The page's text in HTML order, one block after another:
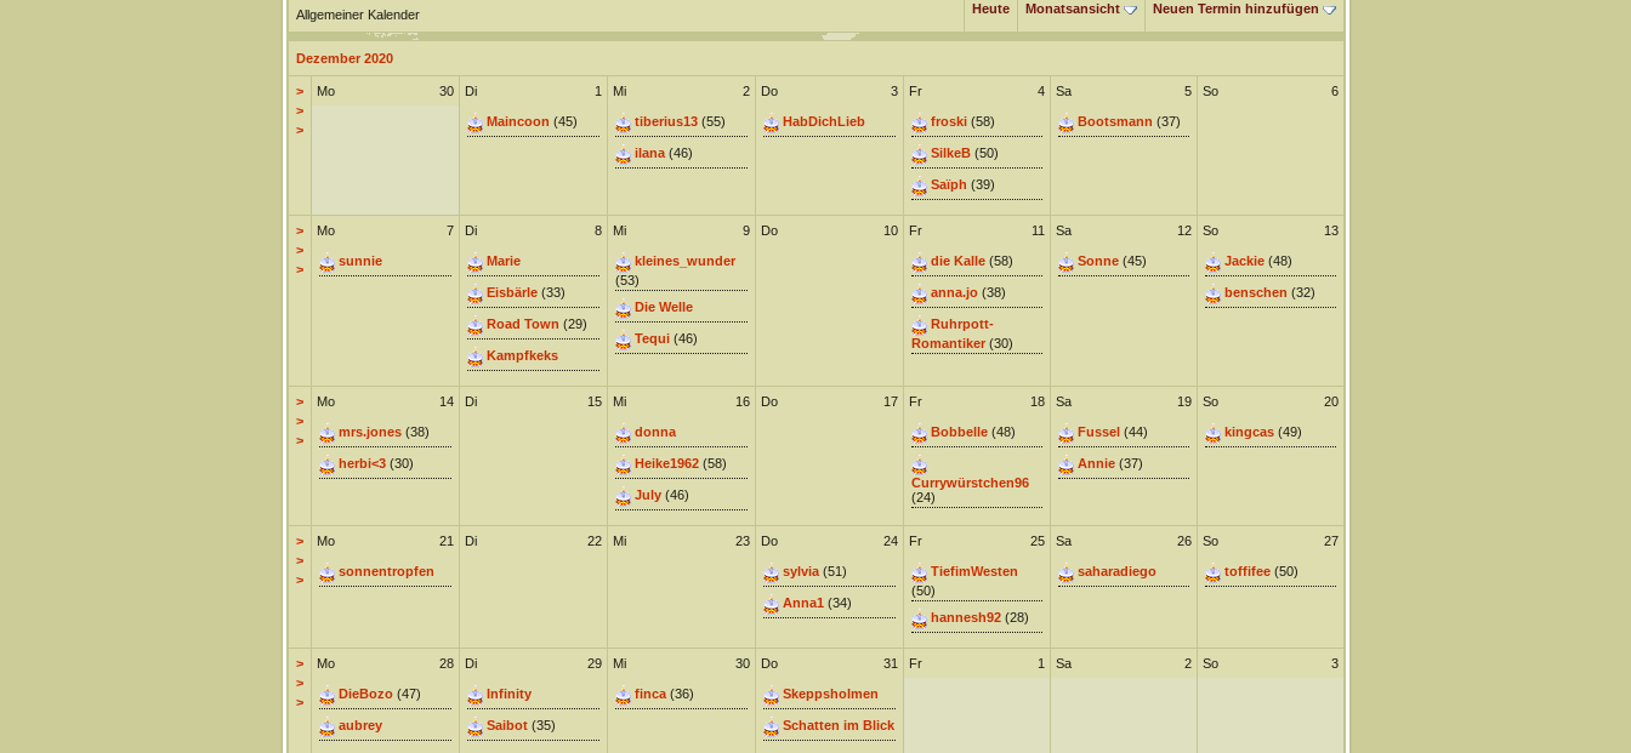
Allgemeiner Kalender Heute Monatsansicht Neuen Termin hinzufügen
Dezember 2020
>
>
>
30
Mo 1
Di
Maincoon (45)
2
Mi
tiberius13(55)
ilana(46)
3
Do
HabDichLieb
4
Fr
froski(58)
SilkeB(50)
Saïph (39)
5
Sa
Bootsmann (37)
6
So
>
>
>
7
Mo
sunnie
8
Di
Marie
Eisbärle(33)
Road Town (29)
Kampfkeks
9
Mi
kleines_wunder
(53)
Die Welle
Tequi(46)
10
Do 11
Fr
die Kalle(58)
anna.jo(38)
Ruhrpott-
Romantiker(30)
12
Sa
Sonne(45)
13
So
Jackie(48)
benschen (32)
>
>
>
14
Mo
mrs.jones(38)
herbi<3(30)
15
Di 16
Mi
donna
Heike1962(58)
July(46)
17
Do 18
Fr
Bobbelle(48)
Currywürstchen96
(24)
19
Sa
Fussel (44)
Annie(37)
20
So
kingcas(49)
>
>
>
21
Mo
sonnentropfen
22
Di 23
Mi 24
Do
sylvia(51)
Anna1(34)
25
Fr
TiefimWesten
(50)
hannesh92(28)
26
Sa
saharadiego
27
So
toffifee(50)
>
>
>
28
Mo
DieBozo(47)
aubrey
29
Di
Infinity
Saibot(35)
30
Mi
finca(36)
31
Do
Skeppsholmen
Schatten im Blick
1
Fr 2
Sa 3
So